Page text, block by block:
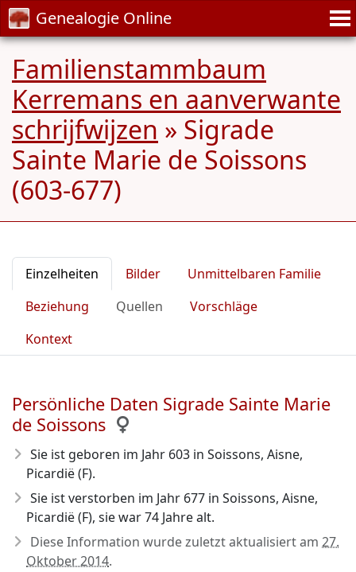
Genealogie Online
Familienstammbaum
Kerremans en aanverwante
schrijfwijzen » Sigrade
Sainte Marie de Soissons
(603-677)
Einzelheiten Bilder
Unmittelbaren Familie
Beziehung
Quellen
Vorschläge
Kontext
Persönliche Daten Sigrade Sainte Marie
de Soissons
Sie ist geboren im Jahr 603 in Soissons, Aisne,
Picardië (F).
Sie ist verstorben im Jahr 677 in Soissons, Aisne,
Picardië (F), sie war 74 Jahre alt.
Diese Information wurde zuletzt aktualisiert am 27.
Oktober 2014.